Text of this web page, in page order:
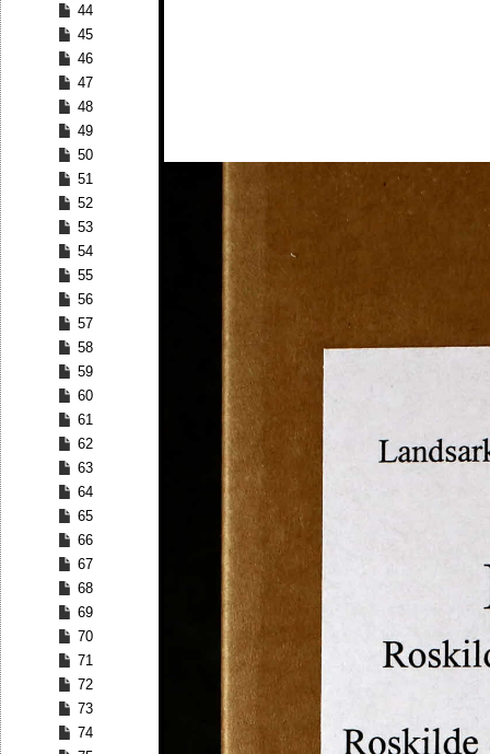
44
45
46
47
48
49
50
51
52
53
54
55
56
57
58
59
60
61
62
63
64
65
66
67
68
69
70
71
72
73
74